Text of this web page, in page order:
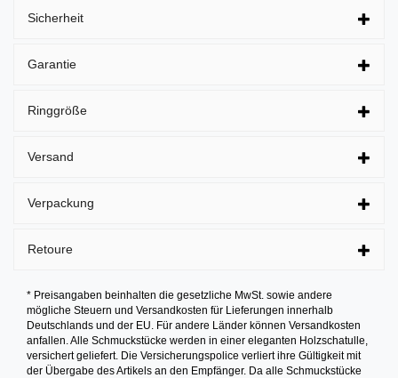
Sicherheit
Garantie
Ringgröße
Versand
Verpackung
Retoure
* Preisangaben beinhalten die gesetzliche MwSt. sowie andere
mögliche Steuern und Versandkosten für Lieferungen innerhalb
Deutschlands und der EU. Für andere Länder können Versandkosten
anfallen. Alle Schmuckstücke werden in einer eleganten Holzschatulle,
versichert geliefert. Die Versicherungspolice verliert ihre Gültigkeit mit
der Übergabe des Artikels an den Empfänger. Da alle Schmuckstücke